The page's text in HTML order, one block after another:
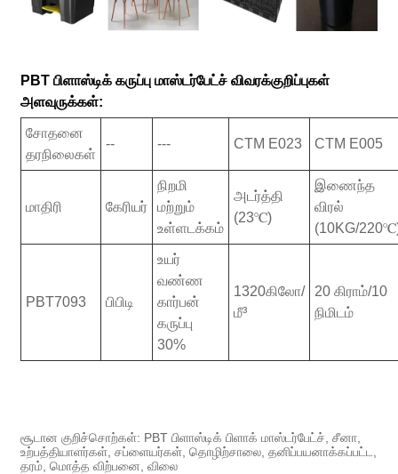
PBT பிளாஸ்டிக் கருப்பு மாஸ்டர்பேட்ச் விவரக்குறிப்புகள்
அளவுருக்கள்:
சோதனை
தரநிலைகள்
-- --- CTM E023 CTM E005
மாதிரி கேரியர்
நிறமி
மற்றும்
உள்ளடக்கம்
அடர்த்தி
(23℃)
இணைந்த
விரல்
(10KG/
PBT7093 பிபிடி
உயர்
வண்ண
கார்பன்
கருப்பு
30%
1320கிலோ/
மீ³
20 கிராம்/10
நிமிடம்
சூடான குறிச்சொற்கள்: PBT பிளாஸ்டிக் பிளாக் மாஸ்டர்பேட்ச், சீனா,
உற்பத்தியாளர்கள், சப்ளையர்கள், தொழிற்சாலை, தனிப்பயனாக்கப்பட்ட,
தரம், மொத்த விற்பனை, விலை